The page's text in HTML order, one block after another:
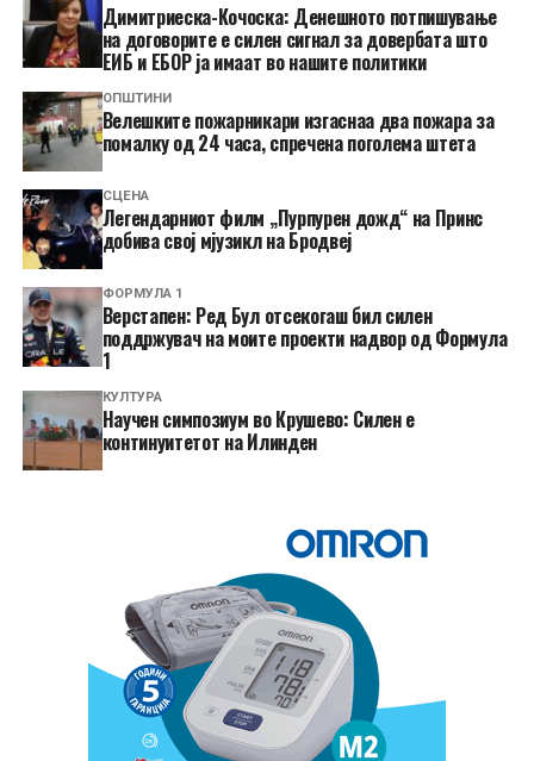
Димитриеска-Кочоска: Денешното потпишување
на договорите е силен сигнал за довербата што
ЕИБ и ЕБОР ја имаат во нашите политики
ОПШТИНИ
Велешките пожарникари изгаснаа два пожара за
помалку од 24 часа, спречена поголема штета
СЦЕНА
Легендарниот филм „Пурпурен дожд“ на Принс
добива свој мјузикл на Бродвеј
ФОРМУЛА 1
Верстапен: Ред Бул отсекогаш бил силен
поддржувач на моите проекти надвор од Формула
1
КУЛТУРА
Научен симпозиум во Крушево: Силен е
континуитетот на Илинден